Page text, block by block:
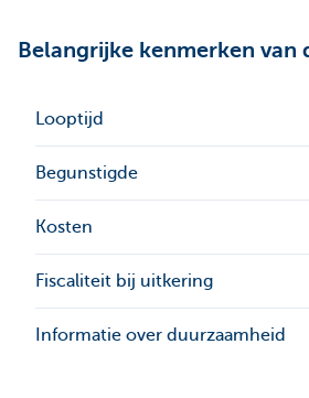
Belangrijke kenmerken van
Looptijd
Begunstigde
Kosten
Fiscaliteit bij uitkering
Informatie over duurzaamheid